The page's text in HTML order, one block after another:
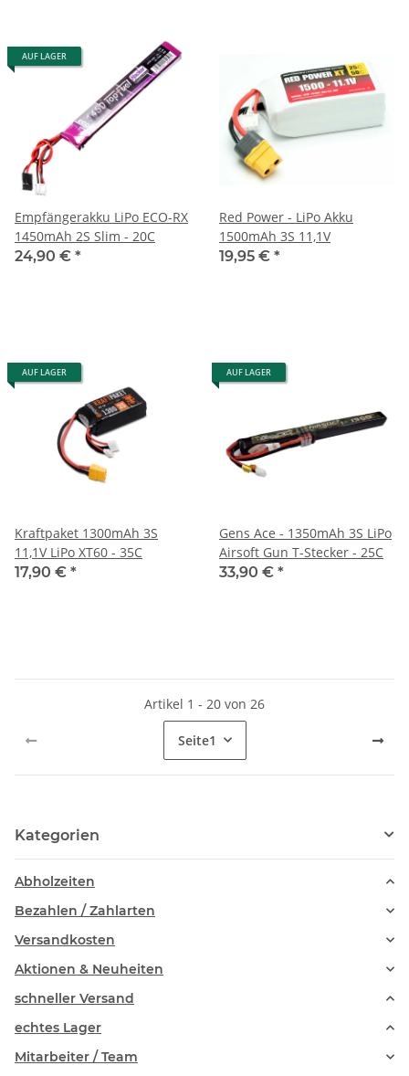
AUF LAGER
Empfängerakku LiPo ECO-RX
1450mAh 2S Slim - 20C
24,90 € *
Red Power - LiPo Akku
1500mAh 3S 11,1V
19,95 € *
AUF LAGER
Kraftpaket 1300mAh 3S
11,1V LiPo XT60 - 35C
17,90 € *
AUF LAGER
Gens Ace - 1350mAh 3S LiPo
Airsoft Gun T-Stecker - 25C
33,90 € *
Artikel 1 - 20 von 26
Seite1
Kategorien
Abholzeiten
Bezahlen / Zahlarten
Versandkosten
Aktionen & Neuheiten
schneller Versand
echtes Lager
Mitarbeiter / Team